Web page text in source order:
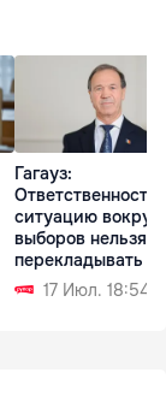
Гагауз:
Ответственность
ситуацию вокруг
выборов нельзя
перекладывать на
автономию
17 Июл. 18:54